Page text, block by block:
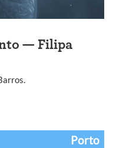
— Filipa
Porto